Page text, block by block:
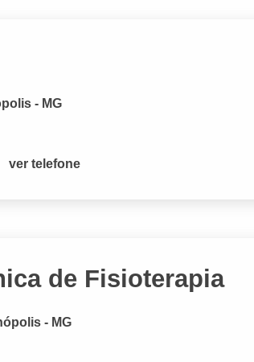
- MG
ver telefone
de Fisioterapia
- MG